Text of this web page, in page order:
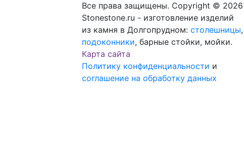
Все права защищены. Copyright © 2026
Stonestone.ru - изготовление изделий
из камня в Долгопрудном: столешницы,
подоконники, барные стойки, мойки.
Карта сайта
Политику конфиденциальности и
соглашение на обработку данных